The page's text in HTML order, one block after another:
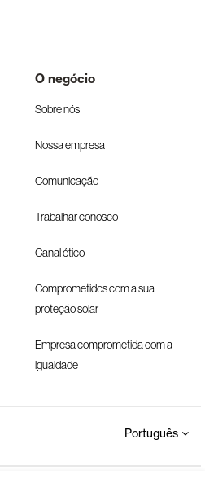
O negócio
Sobre nós
Nossa empresa
Comunicação
Trabalhar conosco
Canal ético
Comprometidos com a sua
proteção solar
Empresa comprometida com a
igualdade
Português